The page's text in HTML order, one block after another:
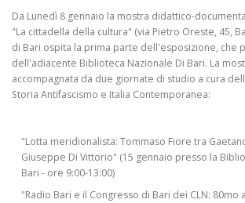
Da Lunedì 8 gennaio la mostra didattico-
"La cittadella della cultura" (via Pietro Oreste, 45,
di Bari ospita la prima parte dell'esposizione, che
dell'adiacente Biblioteca Nazionale Di Bari. La
accompagnata da due giornate di studio a cura
Storia Antifascismo e Italia Contemporanea:
"Lotta meridionalista: Tommaso Fiore tra
Giuseppe Di Vittorio" (15 gennaio presso la
Bari - ore 9:00-13:00)
"Radio Bari e il Congresso di Bari dei CLN: 80mo